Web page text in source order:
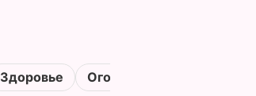
Здоровье Огороды